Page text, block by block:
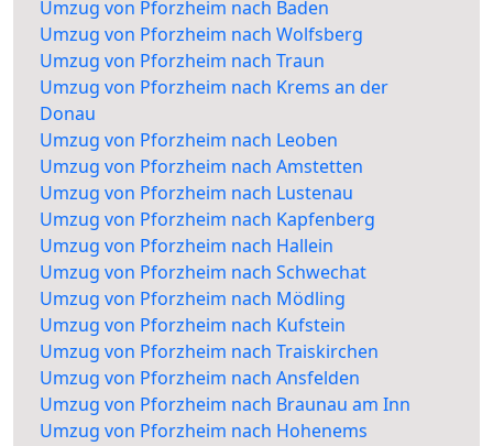
Umzug von Pforzheim nach Baden
Umzug von Pforzheim nach Wolfsberg
Umzug von Pforzheim nach Traun
Umzug von Pforzheim nach Krems an der
Donau
Umzug von Pforzheim nach Leoben
Umzug von Pforzheim nach Amstetten
Umzug von Pforzheim nach Lustenau
Umzug von Pforzheim nach Kapfenberg
Umzug von Pforzheim nach Hallein
Umzug von Pforzheim nach Schwechat
Umzug von Pforzheim nach Mödling
Umzug von Pforzheim nach Kufstein
Umzug von Pforzheim nach Traiskirchen
Umzug von Pforzheim nach Ansfelden
Umzug von Pforzheim nach Braunau am Inn
Umzug von Pforzheim nach Hohenems